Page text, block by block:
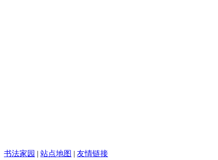
书法家园 | 站点地图 | 友情链接